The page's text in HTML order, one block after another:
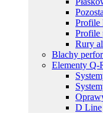
Profile
Profile
Rury
Blachy
Elementy
D Line